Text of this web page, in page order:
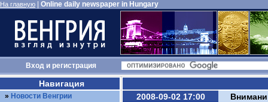
На главную Online daily newspaper in Hungary
Входи регистрация
2008-09-02 17:00
Навигация
Новости Венгрии